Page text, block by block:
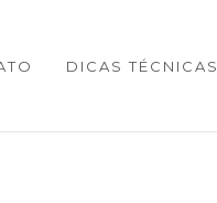
DICAS TÉCNICAS